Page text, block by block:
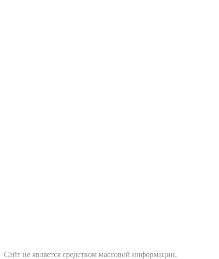
Сайт не является средством массовой информации.